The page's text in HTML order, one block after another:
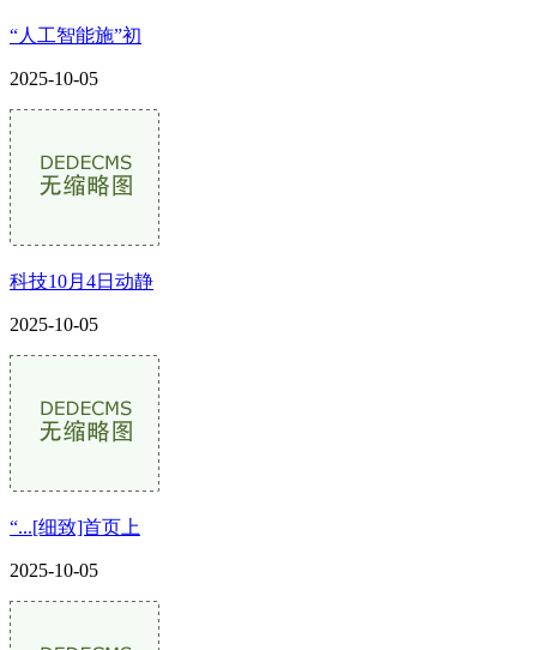
“人工智能施”初
2025-10-05
科技10月4日动静
2025-10-05
“...[细致]首页上
2025-10-05